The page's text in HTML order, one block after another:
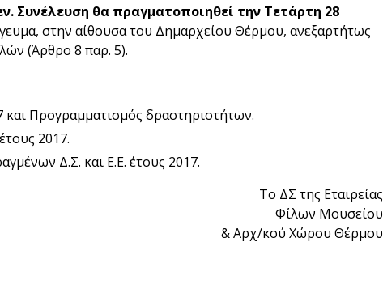
Συνέλευση θα πραγματοποιηθεί την Τετάρτη 28
στην αίθουσα του Δημαρχείου Θέρμου, ανεξαρτήτως
(Άρθρο 8 παρ. 5).
και Προγραμματισμός δραστηριοτήτων.
2017.
Δ.Σ. και Ε.Ε. έτους 2017.
Το ΔΣ της Εταιρείας
Φίλων Μουσείου
& Αρχ/κού Χώρου Θέρμου